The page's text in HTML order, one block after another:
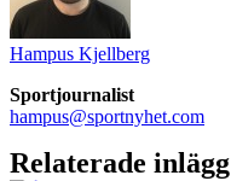
Hampus Kjellberg
Sportjournalist
hampus@sportnyhet.com
Relaterade inlägg